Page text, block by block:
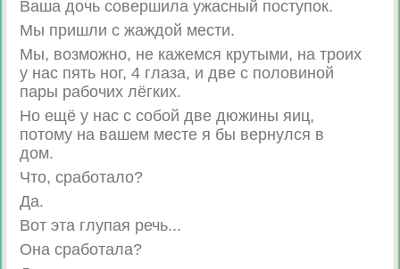
Ваша дочь совершила ужасный поступок.
Мы пришли с жаждой мести.
Мы, возможно, не кажемся крутыми, на троих
у нас пять ног, 4 глаза, и две с половиной
пары рабочих лёгких.
Но ещё у нас с собой две дюжины яиц,
потому на вашем месте я бы вернулся в
дом.
Что, сработало?
Да.
Вот эта глупая речь...
Она сработала?